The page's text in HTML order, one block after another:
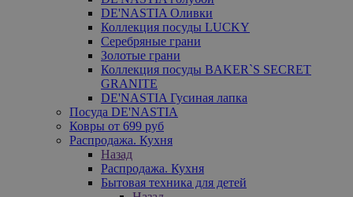
DE'NASTIA Оливки
Коллекция посуды LUCKY
Серебряные грани
Золотые грани
Коллекция посуды BAKER`S SECRET
GRANITE
DE'NASTIA Гусиная лапка
Посуда DE'NASTIA
Ковры от 699 руб
Распродажа. Кухня
Назад
Распродажа. Кухня
Бытовая техника для детей